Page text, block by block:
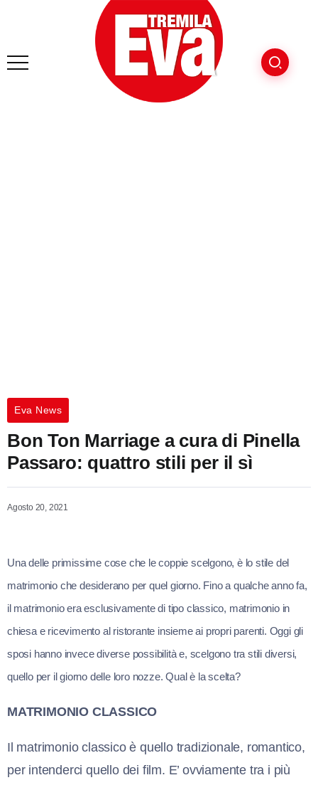
Eva News
Bon Ton Marriage a cura di Pinella
Passaro: quattro stili per il sì
Agosto 20, 2021
Una delle primissime cose che le coppie scelgono, è lo stile del
matrimonio che desiderano per quel giorno. Fino a qualche anno fa,
il matrimonio era esclusivamente di tipo classico, matrimonio in
chiesa e ricevimento al ristorante insieme ai propri parenti. Oggi gli
sposi hanno invece diverse possibilità e, scelgono tra stili diversi,
quello per il giorno delle loro nozze. Qual è la scelta?
MATRIMONIO CLASSICO
Il matrimonio classico è quello tradizionale, romantico,
per intenderci quello dei film. E’ ovviamente tra i più